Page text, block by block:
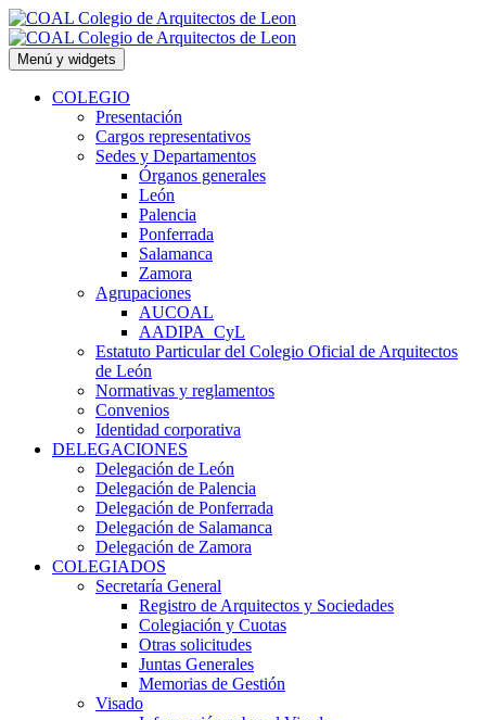
Saltar
al
contenido
Menú y widgets
COLEGIO
Presentación
Cargos representativos
Sedes y Departamentos
Órganos generales
León
Palencia
Ponferrada
Salamanca
Zamora
Agrupaciones
AUCOAL
AADIPA_CyL
Estatuto Particular del Colegio Oficial de Arquitectos
de León
Normativas y reglamentos
Convenios
Identidad corporativa
DELEGACIONES
Delegación de León
Delegación de Palencia
Delegación de Ponferrada
Delegación de Salamanca
Delegación de Zamora
COLEGIADOS
Secretaría General
Registro de Arquitectos y Sociedades
Colegiación y Cuotas
Otras solicitudes
Juntas Generales
Memorias de Gestión
Visado